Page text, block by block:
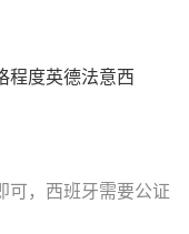
程度英德法意西
可，西班牙需要公证